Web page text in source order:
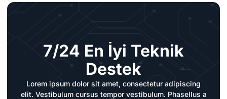
7/24 En İyi Teknik
Destek
Lorem ipsum dolor sit amet, consectetur adipiscing
elit. Vestibulum cursus tempor vestibulum. Phasellus a